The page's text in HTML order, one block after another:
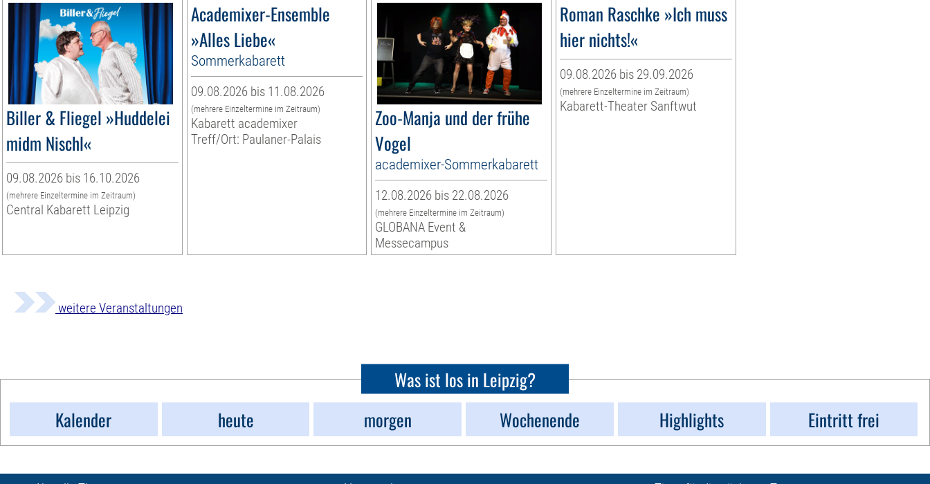
Biller & Fliegel »Huddelei
midm Nischl«
09.08.2026 bis 16.10.2026
(mehrere Einzeltermine im Zeitraum)
Central Kabarett Leipzig
Academixer-Ensemble
»Alles Liebe«
Sommerkabarett
09.08.2026 bis 11.08.2026
(mehrere Einzeltermine im Zeitraum)
Kabarett academixer
Treff/Ort: Paulaner-Palais
Zoo-Manja und der frühe
Vogel
academixer-Sommerkabarett
12.08.2026 bis 22.08.2026
(mehrere Einzeltermine im Zeitraum)
GLOBANA Event &
Messecampus
Roman Raschke »Ich muss
hier nichts!«
09.08.2026 bis 29.09.2026
(mehrere Einzeltermine im Zeitraum)
Kabarett-Theater Sanftwut
weitere Veranstaltungen
Was ist los in Leipzig?
Kalender
heute morgen Wochenende Highlights Eintritt frei